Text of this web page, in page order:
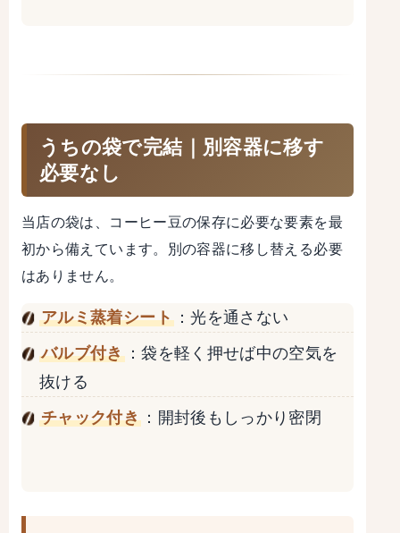
うちの袋で完結｜別容器に移す
必要なし
当店の袋は、コーヒー豆の保存に必要な要素を最
初から備えています。別の容器に移し替える必要
はありません。
アルミ蒸着シート：光を通さない
バルブ付き：袋を軽く押せば中の空気を
抜ける
チャック付き ：開封後もしっかり密閉